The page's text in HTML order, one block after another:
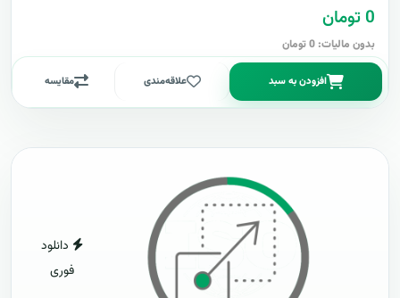
0 تومان
بدون مالیات: 0 تومان
افزودن به سبد علاقه‌مندی مقایسه
دانلود
فوری